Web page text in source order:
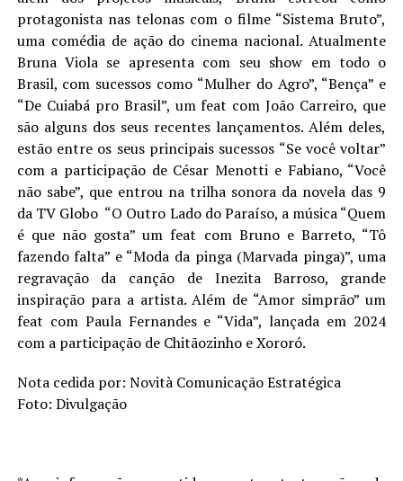
protagonista nas telonas com o filme “Sistema Bruto”,
uma comédia de ação do cinema nacional. Atualmente
Bruna Viola se apresenta com seu show em todo o
Brasil, com sucessos como “Mulher do Agro”, “Bença” e
“De Cuiabá pro Brasil”, um feat com João Carreiro, que
são alguns dos seus recentes lançamentos. Além deles,
estão entre os seus principais sucessos “Se você voltar”
com a participação de César Menotti e Fabiano, “Você
não sabe”, que entrou na trilha sonora da novela das 9
da TV Globo “O Outro Lado do Paraíso, a música “Quem
é que não gosta” um feat com Bruno e Barreto, “Tô
fazendo falta” e “Moda da pinga (Marvada pinga)”, uma
regravação da canção de Inezita Barroso, grande
inspiração para a artista. Além de “Amor simprão” um
feat com Paula Fernandes e “Vida”, lançada em 2024
com a participação de Chitãozinho e Xororó.
Nota cedida por: Novità Comunicação Estratégica
Foto: Divulgação